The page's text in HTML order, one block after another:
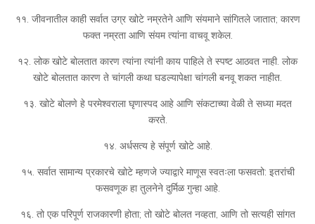
११. जीवनातील काही सर्वात उग्र खोटे नम्रतेने आणि संयमाने सांगितले जातात; कारण
फक्त नम्रता आणि संयम त्यांना वाचवू शकेल.
१२. लोक खोटे बोलतात कारण त्यांना त्यांनी काय पाहिले ते स्पष्ट आठवत नाही. लोक
खोटे बोलतात कारण ते चांगली कथा घडल्यापेक्षा चांगली बनवू शकत नाहीत.
१३. खोटे बोलणे हे परमेश्वराला घृणास्पद आहे आणि संकटाच्या वेळी ते सध्या मदत
करते.
१४. अर्धसत्य हे संपूर्ण खोटे आहे.
१५. सर्वात सामान्य प्रकारचे खोटे म्हणजे ज्याद्वारे माणूस स्वतःला फसवतो: इतरांची
फसवणूक हा तुलनेने दुर्मिळ गुन्हा आहे.
१६. तो एक परिपूर्ण राजकारणी होता; तो खोटे बोलत नव्हता, आणि तो सत्यही सांगत